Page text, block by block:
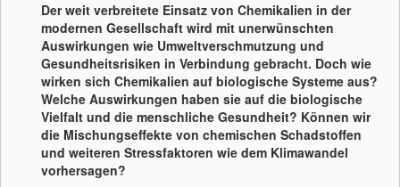
Der weit verbreitete Einsatz von Chemikalien in der
modernen Gesellschaft wird mit unerwünschten
Auswirkungen wie Umweltverschmutzung und
Gesundheitsrisiken in Verbindung gebracht. Doch wie
wirken sich Chemikalien auf biologische Systeme aus?
Welche Auswirkungen haben sie auf die biologische
Vielfalt und die menschliche Gesundheit? Können wir
die Mischungseffekte von chemischen Schadstoffen
und weiteren Stressfaktoren wie dem Klimawandel
vorhersagen?